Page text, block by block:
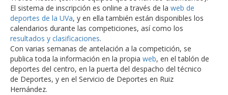
El sistema de inscripción es online a través de la web de
deportes de la UVa, y en ella también están disponibles los
calendarios durante las competiciones, así como los
resultados y clasificaciones.
Con varias semanas de antelación a la competición, se
publica toda la información en la propia web, en el tablón de
deportes del centro, en la puerta del despacho del técnico
de Deportes, y en el Servicio de Deportes en Ruiz
Hernández.